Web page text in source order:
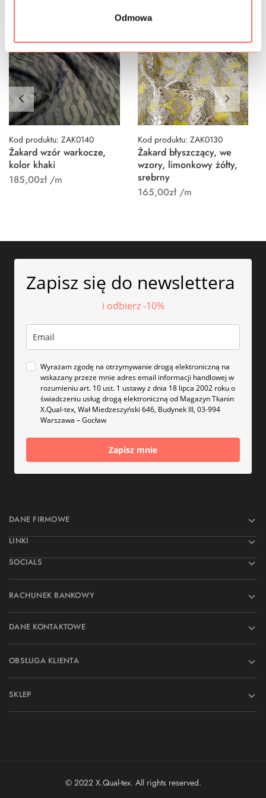
Odmowa
Kod produktu: ZAK0140
Żakard wzór warkocze,
kolor khaki
185,00zł/m
Kod produktu: ZAK0130
Żakard błyszczący, we
wzory, limonkowy żółty,
srebrny
165,00zł/m
Zapisz się do newslettera
i odbierz -10%
Wyrażam zgodę na otrzymywanie drogą elektroniczną na
wskazany przeze mnie adres email informacji handlowej w
rozumieniu art. 10 ust. 1 ustawy z dnia 18 lipca 2002 roku o
świadczeniu usług drogą elektroniczną od Magazyn Tkanin
X.Qual-tex, Wał Miedzeszyński 646, Budynek III, 03-994
Warszawa – Gocław
Zapisz mnie
DANE FIRMOWE
LINKI
SOCIALS
RACHUNEK BANKOWY
DANE KONTAKTOWE
OBSŁUGA KLIENTA
SKLEP
© 2022 X.Qual-tex. All rights reserved.